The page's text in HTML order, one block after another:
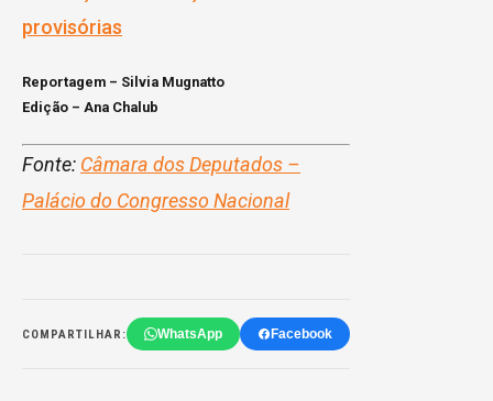
provisórias
Reportagem – Silvia Mugnatto
Edição – Ana Chalub
Fonte: Câmara dos Deputados –
Palácio do Congresso Nacional
COMPARTILHAR: WhatsApp Facebook